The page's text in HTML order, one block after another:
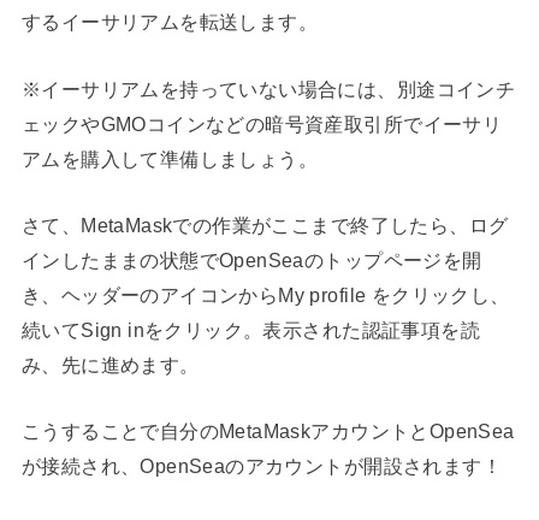
するイーサリアムを転送します。
※イーサリアムを持っていない場合には、別途コインチ
ェックやGMOコインなどの暗号資産取引所でイーサリ
アムを購入して準備しましょう。
さて、MetaMaskでの作業がここまで終了したら、ログ
インしたままの状態でOpenSeaのトップページを開
き、ヘッダーのアイコンからMy profile をクリックし、
続いてSign inをクリック。表示された認証事項を読
み、先に進めます。
こうすることで自分のMetaMaskアカウントとOpenSea
が接続され、OpenSeaのアカウントが開設されます！